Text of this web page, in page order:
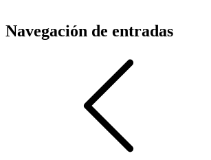
Navegación de entradas